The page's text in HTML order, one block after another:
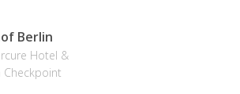
Berlin
Hotel &
Checkpoint